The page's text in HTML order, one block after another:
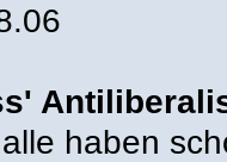
haben